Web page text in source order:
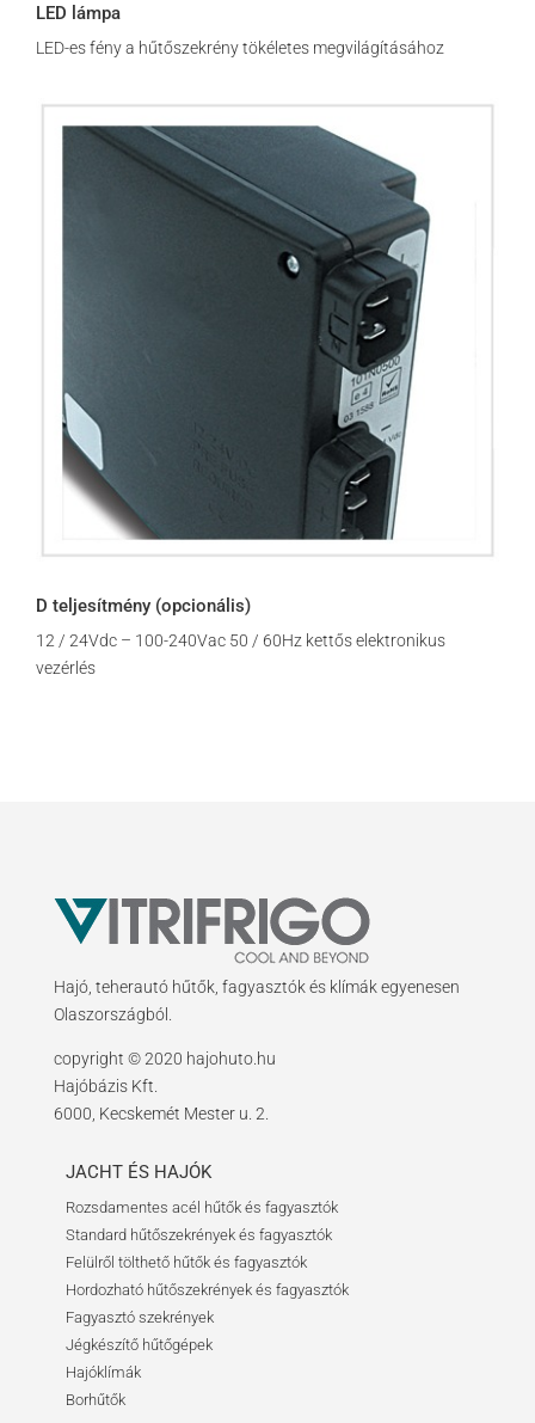
LED lámpa
LED-es fény a hűtőszekrény tökéletes megvilágításához
D teljesítmény (opcionális)
12 / 24Vdc – 100-240Vac 50 / 60Hz kettős elektronikus
vezérlés
Hajó, teherautó hűtők, fagyasztók és klímák egyenesen
Olaszországból.
copyright © 2020 hajohuto.hu
Hajóbázis Kft.
6000, Kecskemét Mester u. 2.
JACHT ÉS HAJÓK
Rozsdamentes acél hűtők és fagyasztók
Standard hűtőszekrények és fagyasztók
Felülről tölthető hűtők és fagyasztók
Hordozható hűtőszekrények és fagyasztók
Fagyasztó szekrények
Jégkészítő hűtőgépek
Hajóklímák
Borhűtők